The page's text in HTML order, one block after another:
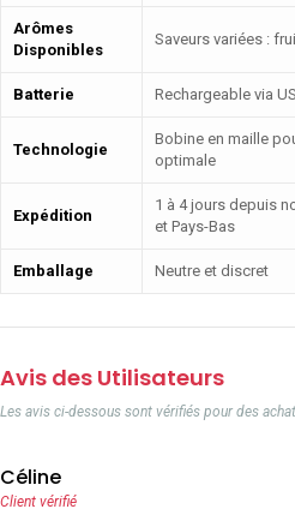
Arômes
Disponibles
Saveurs variées :
Batterie Rechargeable via
Technologie
Bobine en maille
optimale
Expédition
1 à 4 jours depuis
et Pays-Bas
Emballage Neutre et discret
Avis des Utilisateurs
Les avis ci-dessous sont vérifiés pour des
Céline
Client vérifié